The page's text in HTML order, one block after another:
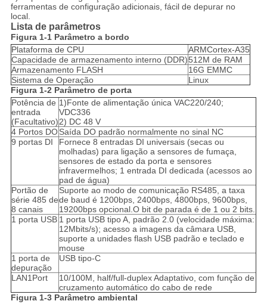
ferramentas de configuração adicionais, fácil de depurar no
local.
Lista de parâmetros
Figura 1-1 Parâmetro a bordo
Plataforma de CPU
ARMCortex-A35
Capacidade de armazenamento interno (DDR)512M de RAM
Armazenamento FLASH
16G EMMC
Sistema de Operação
Linux
Figura 1-2 Parâmetro de porta
Potência de
entrada
(Facultativo)
1)Fonte de alimentação única VAC220/240;
VDC336
2) DC 48 V
4 Portos DOSaída DO padrão normalmente no sinal NC
9 portas DI
Fornece 8 entradas DI universais (secas ou
molhadas) para ligação a sensores de fumaça,
sensores de estado da porta e sensores
infravermelhos; 1 entrada DI dedicada (acessos ao
pad de água)
Portão de
série 485 de
8 canais
Suporte ao modo de comunicação RS485, a taxa
de baud é 1200bps, 2400bps, 4800bps, 9600bps,
19200bps opcional.O bit de parada é de 1 ou 2 bits.
1 porta USB 1 porta USB tipo A, padrão 2.0 (velocidade máxima:
12Mbits/s); acesso a imagens da câmara USB,
suporte a unidades flash USB padrão e teclado e
mouse
1 porta de
depuração
USB tipo-C
LAN1Port
10/100M, half/full-duplex Adaptativo, com função de
cruzamento automático do cabo de rede
Figura 1-3 Parâmetro ambiental